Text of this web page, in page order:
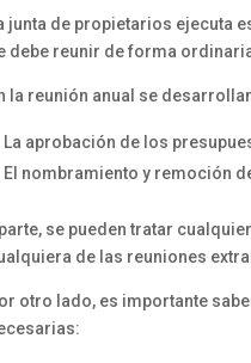
junta de propietarios ejecuta
debe reunir de forma
la reunión anual se
La aprobación de los
El nombramiento y remoción
se pueden tratar
de las reuniones
otro lado, es importante